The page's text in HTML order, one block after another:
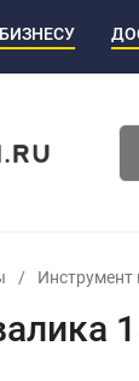
БИЗНЕСУ
/ Инструмент